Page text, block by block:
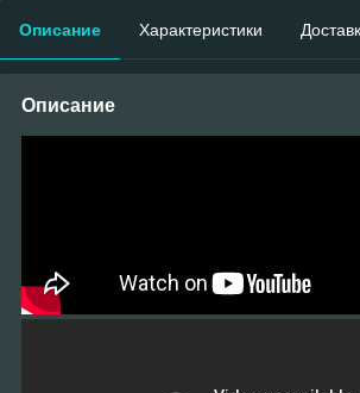
Описание Характеристики
Описание